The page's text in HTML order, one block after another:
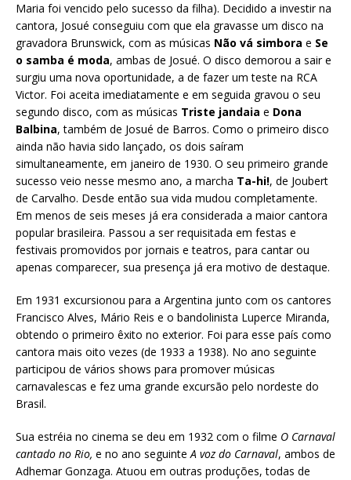
Maria foi vencido pelo sucesso da filha). Decidido a investir na
cantora, Josué conseguiu com que ela gravasse um disco na
gravadora Brunswick, com as músicas Não vá simbora e Se
o samba é moda, ambas de Josué. O disco demorou a sair e
surgiu uma nova oportunidade, a de fazer um teste na RCA
Victor. Foi aceita imediatamente e em seguida gravou o seu
segundo disco, com as músicas Triste jandaia e Dona
Balbina, também de Josué de Barros. Como o primeiro disco
ainda não havia sido lançado, os dois saíram
simultaneamente, em janeiro de 1930. O seu primeiro grande
sucesso veio nesse mesmo ano, a marcha Ta-hi!, de Joubert
de Carvalho. Desde então sua vida mudou completamente.
Em menos de seis meses já era considerada a maior cantora
popular brasileira. Passou a ser requisitada em festas e
festivais promovidos por jornais e teatros, para cantar ou
apenas comparecer, sua presença já era motivo de destaque.
Em 1931 excursionou para a Argentina junto com os cantores
Francisco Alves, Mário Reis e o bandolinista Luperce Miranda,
obtendo o primeiro êxito no exterior. Foi para esse país como
cantora mais oito vezes (de 1933 a 1938). No ano seguinte
participou de vários shows para promover músicas
carnavalescas e fez uma grande excursão pelo nordeste do
Brasil.
Sua estréia no cinema se deu em 1932 com o filme O Carnaval
cantado no Rio, e no ano seguinte A voz do Carnaval, ambos de
Adhemar Gonzaga. Atuou em outras produções, todas de